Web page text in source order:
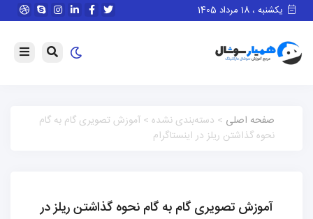
یکشنبه ، 18 مرداد 1405
صفحه اصلی > دسته‌بندی نشده > آموزش تصویری گام به گام
نحوه گذاشتن ریلز در اینستاگرام
آموزش تصویری گام به گام نحوه گذاشتن ریلز در